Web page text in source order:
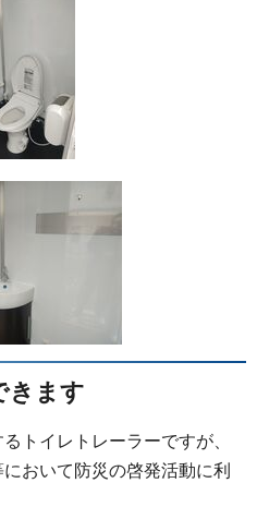
きます
トイレトレーラーですが、
おいて防災の啓発活動に利